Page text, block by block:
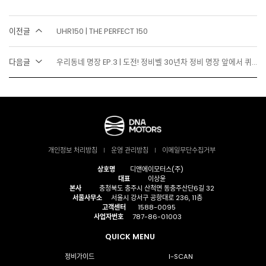
이전글 UHR150 | THE PERFECT 150
다음글 우리동네 명장 EP.3 | 도전! 정비벨 30년차 정비 명장 앞에서 퀴즈 풀기?! 오토바이 지식 대방출!
개인정보 처리방침 운영 관리방침
이메일무단수집거부
상호명
디앤에이모터스(주)
대표
이상윤
본사
충청북도 충주시 산척면 동충주산단6길 32
서울사무소
서울시 강서구 공항대로 236, 11층
고객센터
1588-0095
사업자번호
787-86-01003
QUICK MENU
정비가이드 I-SCAN